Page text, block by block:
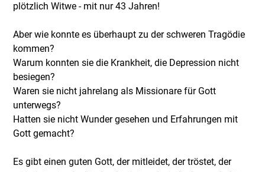
plötzlich Witwe - mit nur 43 Jahren!
Aber wie konnte es überhaupt zu der schweren Tragödie
kommen?
Warum konnten sie die Krankheit, die Depression nicht
besiegen?
Waren sie nicht jahrelang als Missionare für Gott
unterwegs?
Hatten sie nicht Wunder gesehen und Erfahrungen mit
Gott gemacht?
Es gibt einen guten Gott, der mitleidet, der tröstet, der